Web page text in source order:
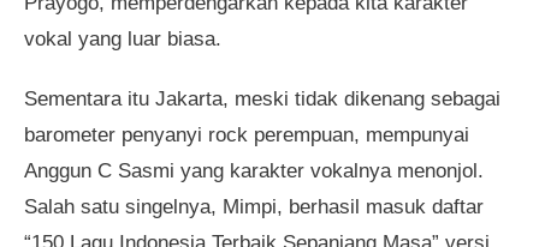
vokal yang luar biasa.
Sementara itu Jakarta, meski tidak dikenang sebagai
barometer penyanyi rock perempuan, mempunyai
Anggun C Sasmi yang karakter vokalnya menonjol.
Salah satu singelnya, Mimpi, berhasil masuk daftar